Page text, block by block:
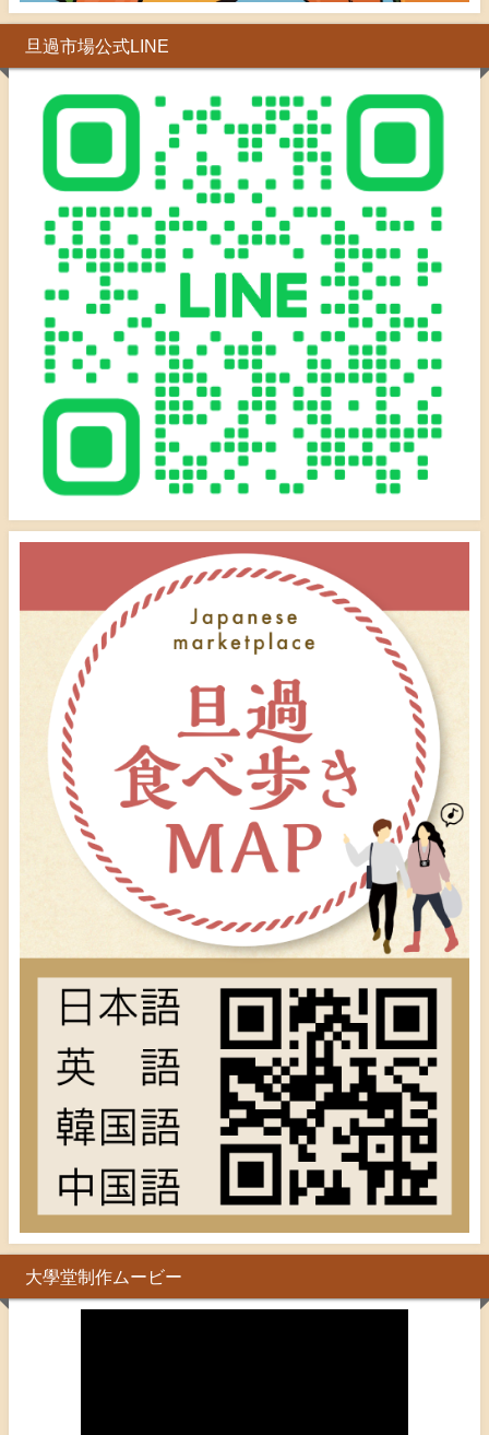
旦過市場公式LINE
大學堂制作ムービー